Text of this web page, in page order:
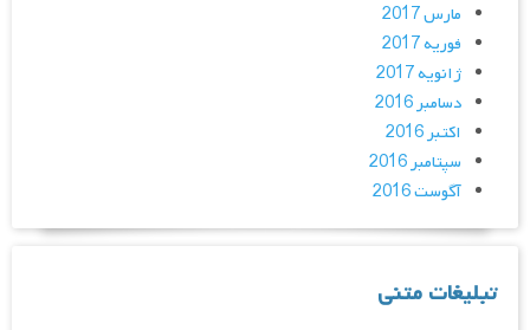
مارس 2017
فوریه 2017
ژانویه 2017
دسامبر 2016
اکتبر 2016
سپتامبر 2016
آگوست 2016
تبلیغات متنی